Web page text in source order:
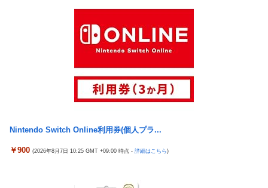
Nintendo Switch Online利用券(個人プラ...
￥900 (2026年8月7日 10:25 GMT +09:00 時点 - 詳細はこちら)